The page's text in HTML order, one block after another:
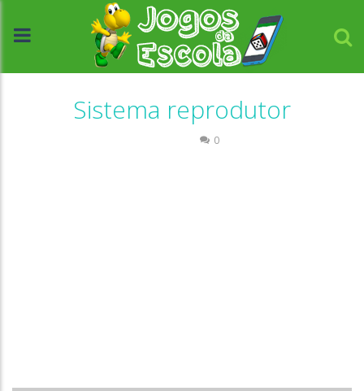
Sistema reprodutor
0